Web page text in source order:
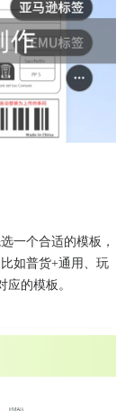
一个合适的模板，
如普货+通用、玩
的模板。